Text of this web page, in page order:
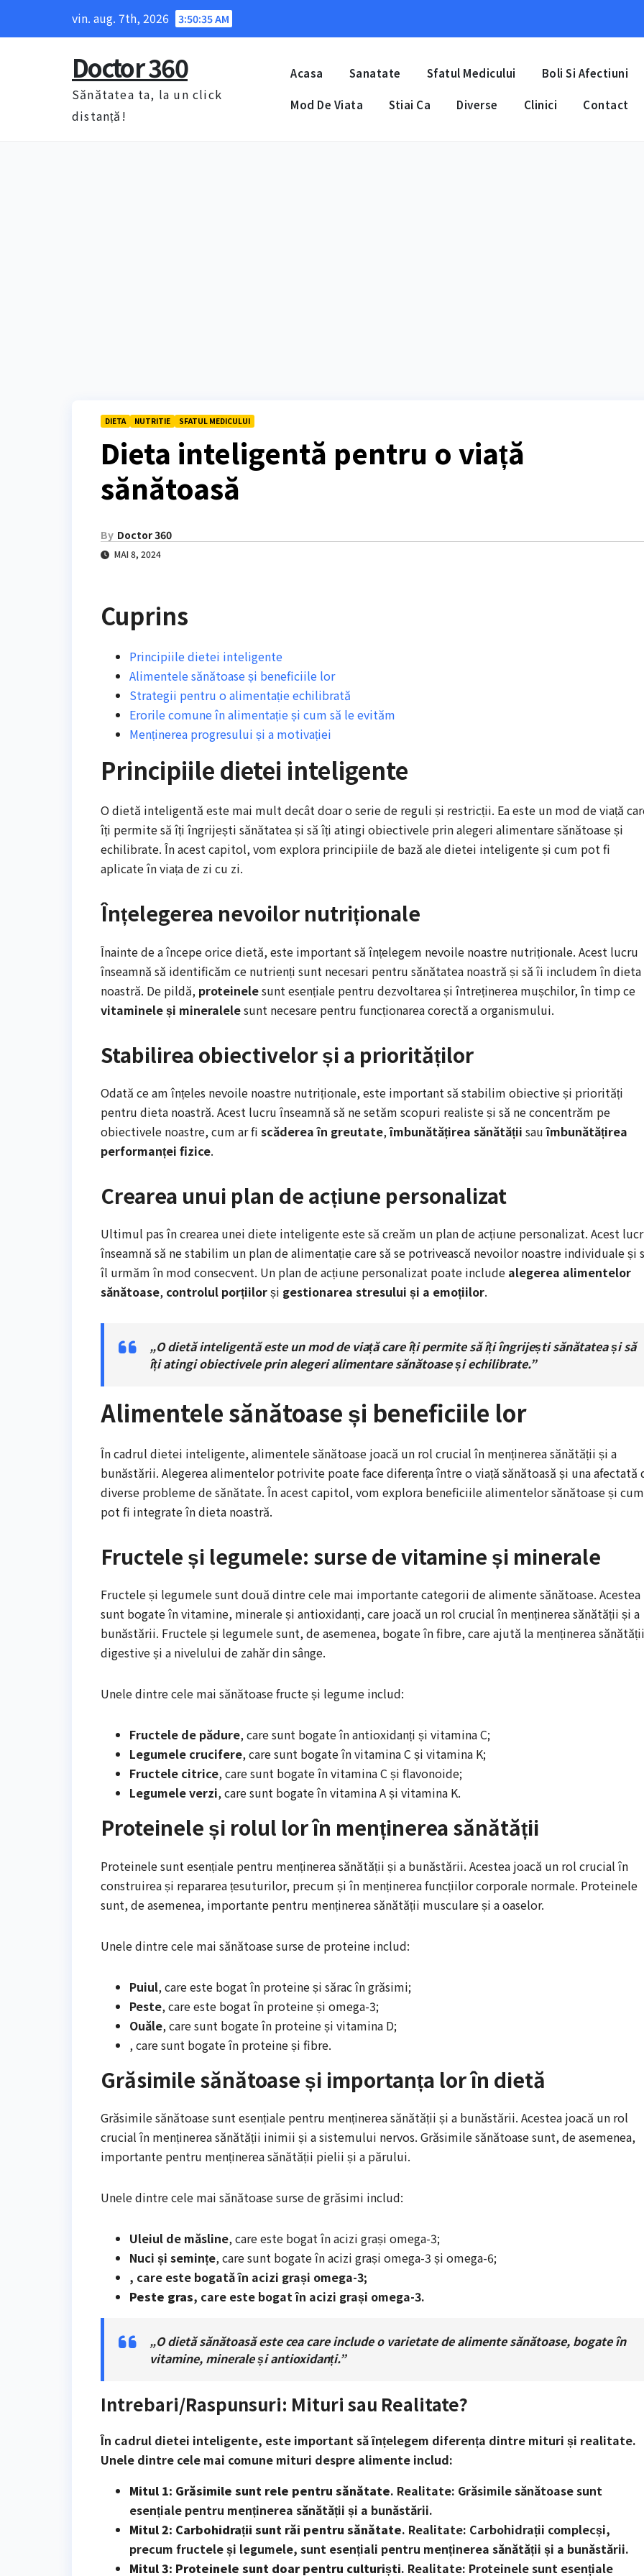
vin. aug. 7th, 2026 3:50:36 AM
Doctor 360
Sănătatea ta, la un click
distanță!
Acasa Sanatate Sfatul Medicului Boli Si Afectiuni
Mod De Viata Stiai Ca Diverse Clinici Contact
DIETA NUTRITIE SFATUL MEDICULUI
Dieta inteligentă pentru o viață
sănătoasă
By Doctor 360
MAI 8, 2024
Cuprins
Principiile dietei inteligente
Alimentele sănătoase și beneficiile lor
Strategii pentru o alimentație echilibrată
Erorile comune în alimentație și cum să le evităm
Menținerea progresului și a motivației
Principiile dietei inteligente
O dietă inteligentă este mai mult decât doar o serie de reguli și restricții. Ea este un mod de viață
îți permite să îți îngrijești sănătatea și să îți atingi obiectivele prin alegeri alimentare sănătoase și
echilibrate. În acest capitol, vom explora principiile de bază ale dietei inteligente și cum pot fi
aplicate în viața de zi cu zi.
Înțelegerea nevoilor nutriționale
Înainte de a începe orice dietă, este important să înțelegem nevoile noastre nutriționale. Acest lucru
înseamnă să identificăm ce nutrienți sunt necesari pentru sănătatea noastră și să îi includem în dieta
noastră. De pildă, proteinelesunt esențiale pentru dezvoltarea și întreținerea mușchilor, în timp ce
vitaminele și mineralelesunt necesare pentru funcționarea corectă a organismului.
Stabilirea obiectivelor și a priorităților
Odată ce am înțeles nevoile noastre nutriționale, este important să stabilim obiective și priorități
pentru dieta noastră. Acest lucru înseamnă să ne setăm scopuri realiste și să ne concentrăm pe
obiectivele noastre, cum ar fi scăderea în greutate,îmbunătățirea sănătății sauîmbunătățirea
performanței fizice.
Crearea unui plan de acțiune personalizat
Ultimul pas în crearea unei diete inteligente este să creăm un plan de acțiune personalizat. Acest
înseamnă să ne stabilim un plan de alimentație care să se potrivească nevoilor noastre individuale și
îl urmăm în mod consecvent. Un plan de acțiune personalizat poate include alegerea alimentelor
sănătoase, controlul porțiilorși gestionarea stresului și a emoțiilor.
„O dietă inteligentă este un mod de viață care îți permite să îți îngrijești sănătatea și să
îți atingi obiectivele prin alegeri alimentare sănătoase și echilibrate.”
Alimentele sănătoase și beneficiile lor
În cadrul dietei inteligente, alimentele sănătoase joacă un rol crucial în menținerea sănătății și a
bunăstării. Alegerea alimentelor potrivite poate face diferența între o viață sănătoasă și una afectată
diverse probleme de sănătate. În acest capitol, vom explora beneficiile alimentelor sănătoase și cum
pot fi integrate în dieta noastră.
Fructele și legumele: surse de vitamine și minerale
Fructele și legumele sunt două dintre cele mai importante categorii de alimente sănătoase. Acestea
sunt bogate în vitamine, minerale și antioxidanți, care joacă un rol crucial în menținerea sănătății și a
bunăstării. Fructele și legumele sunt, de asemenea, bogate în fibre, care ajută la menținerea sănătății
digestive și a nivelului de zahăr din sânge.
Unele dintre cele mai sănătoase fructe și legume includ:
Fructele de pădure, care sunt bogate în antioxidanți și vitamina C;
Legumele crucifere, care sunt bogate în vitamina C și vitamina K;
Fructele citrice, care sunt bogate în vitamina C și flavonoide;
Legumele verzi, care sunt bogate în vitamina A și vitamina K.
Proteinele și rolul lor în menținerea sănătății
Proteinele sunt esențiale pentru menținerea sănătății și a bunăstării. Acestea joacă un rol crucial în
construirea și repararea țesuturilor, precum și în menținerea funcțiilor corporale normale. Proteinele
sunt, de asemenea, importante pentru menținerea sănătății musculare și a oaselor.
Unele dintre cele mai sănătoase surse de proteine includ:
Puiul, care este bogat în proteine și sărac în grăsimi;
Peste, care este bogat în proteine și omega-3;
Ouăle, care sunt bogate în proteine și vitamina D;
, care sunt bogate în proteine și fibre.
Grăsimile sănătoase și importanța lor în dietă
Grăsimile sănătoase sunt esențiale pentru menținerea sănătății și a bunăstării. Acestea joacă un rol
crucial în menținerea sănătății inimii și a sistemului nervos. Grăsimile sănătoase sunt, de asemenea,
importante pentru menținerea sănătății pielii și a părului.
Unele dintre cele mai sănătoase surse de grăsimi includ:
Uleiul de măsline, care este bogat în acizi grași omega-3;
Nuci și semințe, care sunt bogate în acizi grași omega-3 și omega-6;
, care este bogată în acizi grași omega-3;
Peste gras, care este bogat în acizi grași omega-3.
„O dietă sănătoasă este cea care include o varietate de alimente sănătoase, bogate în
vitamine, minerale și antioxidanți.”
Intrebari/Raspunsuri: Mituri sau Realitate?
În cadrul dietei inteligente, este important să înțelegem diferența dintre mituri și realitate.
Unele dintre cele mai comune mituri despre alimente includ:
Mitul 1: Grăsimile sunt rele pentru sănătate. Realitate: Grăsimile sănătoase sunt
esențiale pentru menținerea sănătății și a bunăstării.
Mitul 2: Carbohidrații sunt răi pentru sănătate. Realitate: Carbohidrații complecși,
precum fructele și legumele, sunt esențiali pentru menținerea sănătății și a bunăstării.
Mitul 3: Proteinele sunt doar pentru culturiști. Realitate: Proteinele sunt esențiale